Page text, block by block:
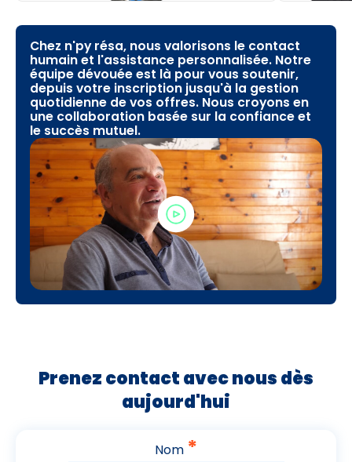
Chez n'py résa, nous valorisons le contact
humain et l'assistance personnalisée. Notre
équipe dévouée est là pour vous soutenir,
depuis votre inscription jusqu'à la gestion
quotidienne de vos offres. Nous croyons en
une collaboration basée sur la confiance et
le succès mutuel.
Prenez contact avec nous dès
aujourd'hui
Nom *